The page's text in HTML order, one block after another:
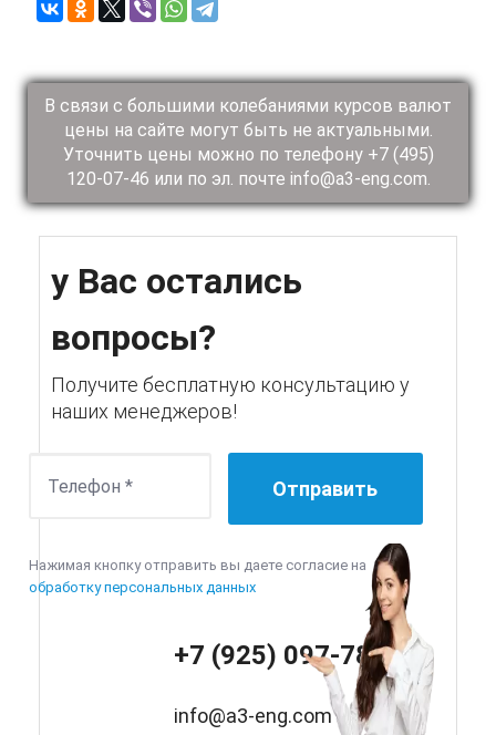
В связи с большими колебаниями курсов валют
цены на сайте могут быть не актуальными.
Уточнить цены можно по телефону +7 (495)
120-07-46 или по эл. почте info@a3-eng.com.
у Вас остались
вопросы?
Получите бесплатную консультацию у
наших менеджеров!
Нажимая кнопку отправить вы даете согласие на
обработку персональных данных
+7 (925) 097-78-47
info@a3-eng.com